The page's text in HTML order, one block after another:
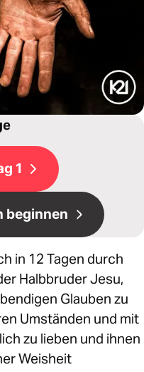
1
beginnen
in 12 Tagen durch
Halbbruder Jesu,
Glauben zu
Umständen und mit
zu lieben und ihnen
Weisheit